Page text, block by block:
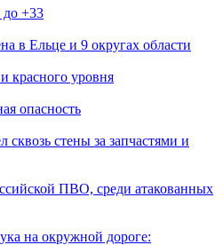
+33
в Ельце и 9 округах области
красного уровня
опасность
стены за запчастями и
ПВО, среди атакованных
на окружной дороге: